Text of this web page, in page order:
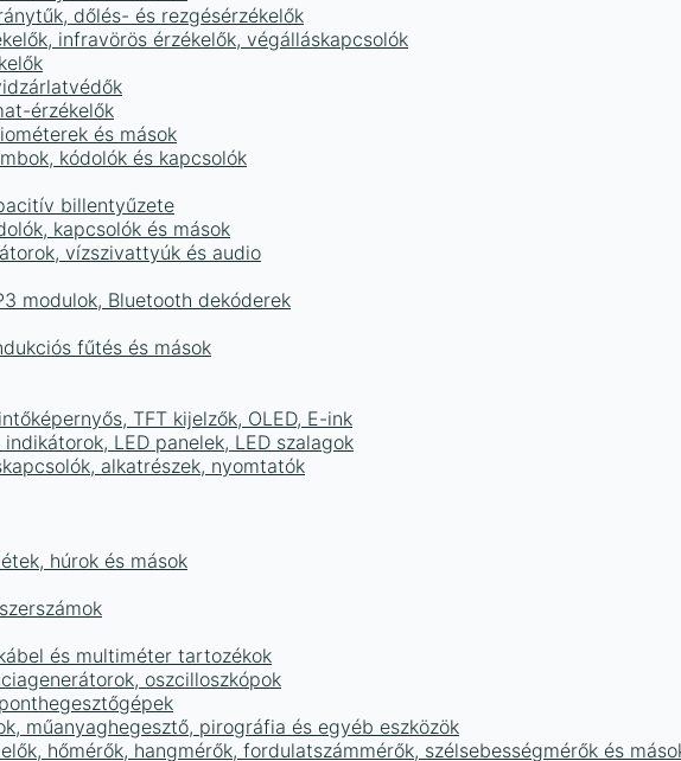
dőlés- és rezgésérzékelők
infravörös érzékelők, végálláskapcsolók
érzékelők
és mások
kódolók és kapcsolók
billentyűzete
kapcsolók és mások
vízszivattyúk és audio
modulok, Bluetooth dekóderek
fűtés és mások
TFT kijelzők, OLED, E-ink
LED panelek, LED szalagok
alkatrészek, nyomtatók
húrok és mások
és multiméter tartozékok
oszcilloszkópok
műanyaghegesztő, pirográfia és egyéb eszközök
hőmérők, hangmérők, fordulatszámmérők, szélsebességmérők és